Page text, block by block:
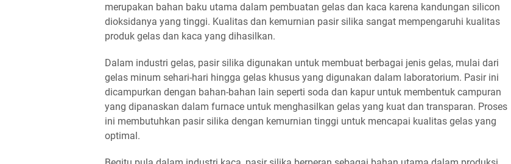
merupakan bahan baku utama dalam pembuatan gelas dan kaca karena kandungan silicon
dioksidanya yang tinggi. Kualitas dan kemurnian pasir silika sangat mempengaruhi kualitas
produk gelas dan kaca yang dihasilkan.
Dalam industri gelas, pasir silika digunakan untuk membuat berbagai jenis gelas, mulai dari
gelas minum sehari-hari hingga gelas khusus yang digunakan dalam laboratorium. Pasir ini
dicampurkan dengan bahan-bahan lain seperti soda dan kapur untuk membentuk campuran
yang dipanaskan dalam furnace untuk menghasilkan gelas yang kuat dan transparan. Proses
ini membutuhkan pasir silika dengan kemurnian tinggi untuk mencapai kualitas gelas yang
optimal.